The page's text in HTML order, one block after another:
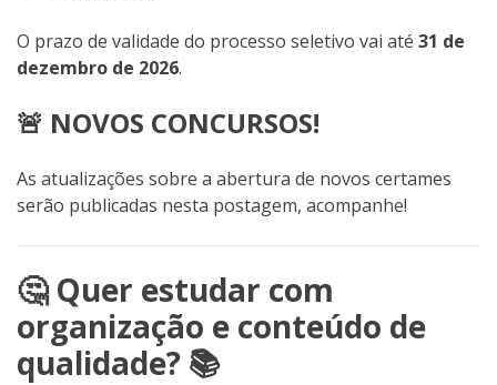
O prazo de validade do processo seletivo vai até 31 de
dezembro de 2026.
🚨 NOVOS CONCURSOS!
As atualizações sobre a abertura de novos certames
serão publicadas nesta postagem, acompanhe!
🤔 Quer estudar com
organização e conteúdo de
qualidade? 📚